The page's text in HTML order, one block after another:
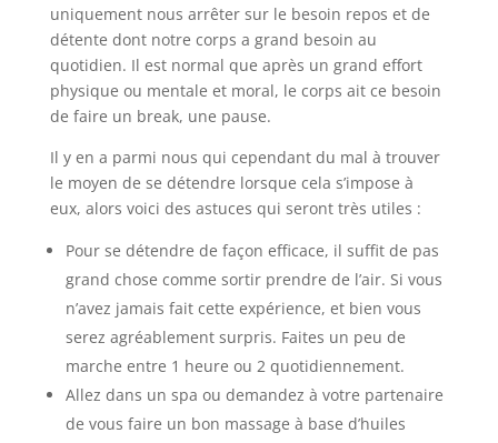
uniquement nous arrêter sur le besoin repos et de
détente dont notre corps a grand besoin au
quotidien. Il est normal que après un grand effort
physique ou mentale et moral, le corps ait ce besoin
de faire un break, une pause.
Il y en a parmi nous qui cependant du mal à trouver
le moyen de se détendre lorsque cela s’impose à
eux, alors voici des astuces qui seront très utiles :
Pour se détendre de façon efficace, il suffit de pas
grand chose comme sortir prendre de l’air. Si vous
n’avez jamais fait cette expérience, et bien vous
serez agréablement surpris. Faites un peu de
marche entre 1 heure ou 2 quotidiennement.
Allez dans un spa ou demandez à votre partenaire
de vous faire un bon massage à base d’huiles